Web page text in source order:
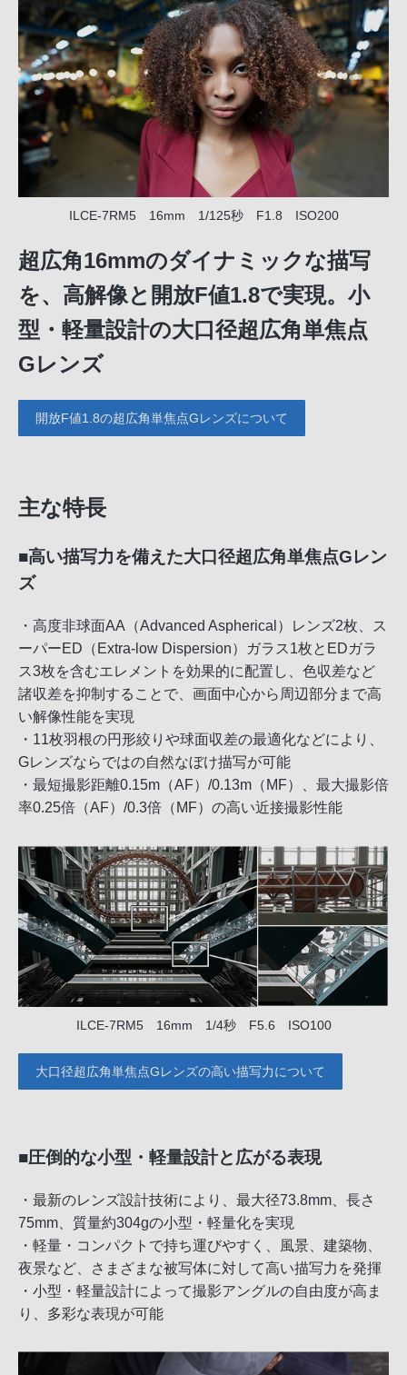
ILCE-7RM5 16mm 1/125秒 F1.8 ISO200
超広角16mmのダイナミックな描写
を、高解像と開放F値1.8で実現。小
型・軽量設計の大口径超広角単焦点
Gレンズ
開放F値1.8の超広角単焦点Gレンズについて
主な特長
■高い描写力を備えた大口径超広角単焦点Gレン
ズ
・高度非球面AA（Advanced Aspherical）レンズ2枚、ス
ーパーED（Extra-low Dispersion）ガラス1枚とEDガラ
ス3枚を含むエレメントを効果的に配置し、色収差など
諸収差を抑制することで、画面中心から周辺部分まで高
い解像性能を実現
・11枚羽根の円形絞りや球面収差の最適化などにより、
Gレンズならではの自然なぼけ描写が可能
・最短撮影距離0.15m（AF）/0.13m（MF）、最大撮影倍
率0.25倍（AF）/0.3倍（MF）の高い近接撮影性能
ILCE-7RM5 16mm 1/4秒 F5.6 ISO100
大口径超広角単焦点Gレンズの高い描写力について
■圧倒的な小型・軽量設計と広がる表現
・最新のレンズ設計技術により、最大径73.8mm、長さ
75mm、質量約304gの小型・軽量化を実現
・軽量・コンパクトで持ち運びやすく、風景、建築物、
夜景など、さまざまな被写体に対して高い描写力を発揮
・小型・軽量設計によって撮影アングルの自由度が高ま
り、多彩な表現が可能